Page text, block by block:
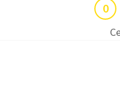
0